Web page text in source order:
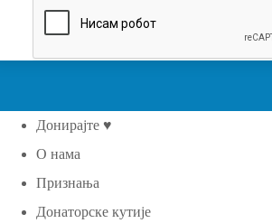
Донирајте ♥
О нама
Признања
Донаторске кутије